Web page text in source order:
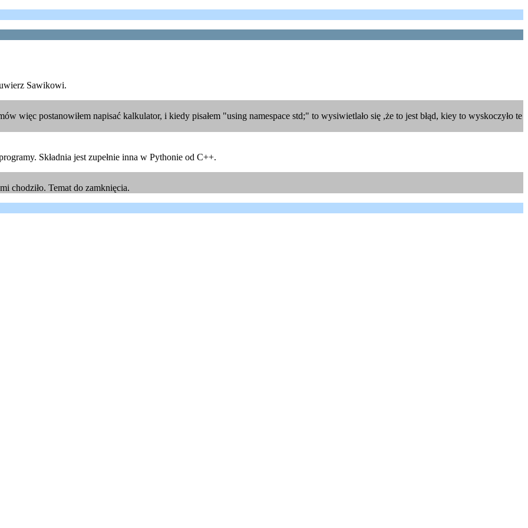
Sawikowi.
więc postanowiłem napisać kalkulator, i kiedy pisałem "using namespace std;" to wysiwietlało się ,że to jest błąd, kiey to wyskoczyło te
Składnia jest zupełnie inna w Pythonie od C++.
chodziło. Temat do zamknięcia.